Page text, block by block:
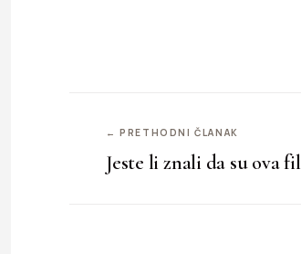
← PRETHODNI ČLANAK
Jeste li znali da su ova